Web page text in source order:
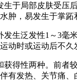
于局部皮肤受压
肿，易发生于掌跖
生泛发性1～3毫
动时或运动后不
获得性两种。前者
有发热、关节痛